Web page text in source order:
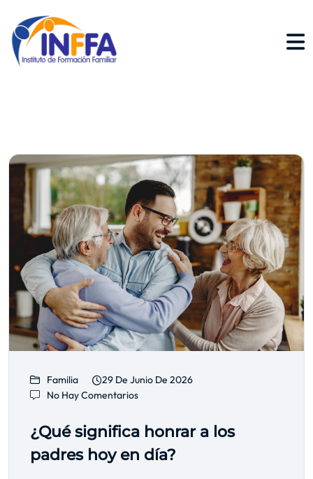
Familia
29 De Junio De 2026
No Hay Comentarios
¿Qué significa honrar a los
padres hoy en día?